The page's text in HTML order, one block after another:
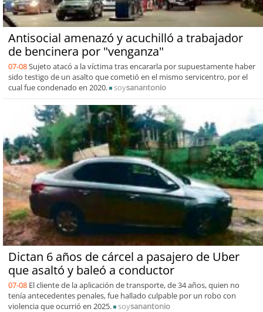
Antisocial amenazó y acuchilló a trabajador
de bencinera por "venganza"
07-08Sujeto atacó a la víctima tras encararla por supuestamente haber
sido testigo de un asalto que cometió en el mismo servicentro, por el
cual fue condenado en 2020.
soysanantonio
Dictan 6 años de cárcel a pasajero de Uber
que asaltó y baleó a conductor
07-08 El cliente de la aplicación de transporte, de 34 años, quien no
tenía antecedentes penales, fue hallado culpable por un robo con
violencia que ocurrió en 2025.
soysanantonio